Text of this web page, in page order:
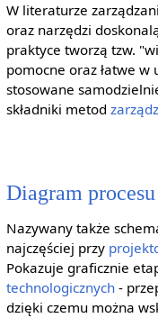
W literaturze
oraz narzędzi
praktyce tworzą tzw.
pomocne oraz łatwe w
stosowane
składniki metod
Diagram procesu
Nazywany także
najczęściej przy
Pokazuje graficznie
technologicznych-
dzięki czemu można